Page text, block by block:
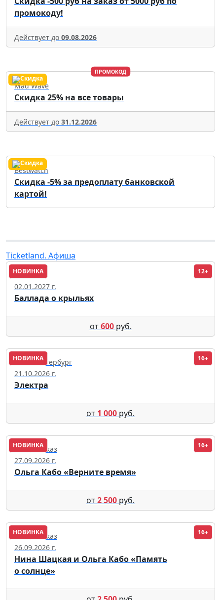
промокоду!
Действует до 09.08.2026
ПРОМОКОД
Mad Wave
Скидка 25% на все товары
Действует до 31.12.2026
Bestwatch
Скидка -5% за предоплату банковской
картой!
Ticketland. Афиша
НОВИНКА 12+
Омск
02.01.2027 г.
Баллада о крыльях
от600руб.
НОВИНКА 16+
Санкт-Петербург
21.10.2026 г.
Электра
от 1 000 руб.
НОВИНКА 16+
Владикавказ
27.09.2026 г.
Ольга Кабо «Верните время»
от2 500 руб.
НОВИНКА 16+
Владикавказ
26.09.2026 г.
Нина Шацкая и Ольга Кабо «Память
о солнце»